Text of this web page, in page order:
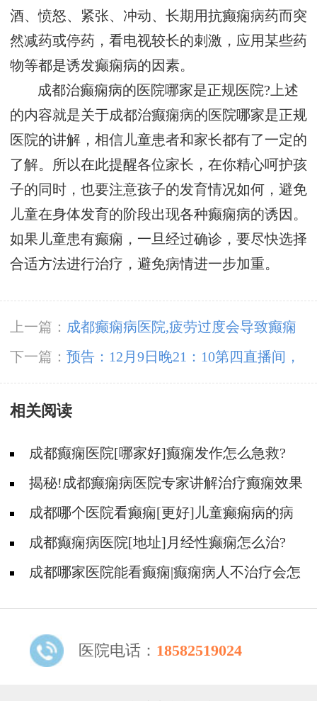
酒、愤怒、紧张、冲动、长期用抗癫痫病药而突
然减药或停药，看电视较长的刺激，应用某些药
物等都是诱发癫痫病的因素。
成都治癫痫病的医院哪家是正规医院?上述
的内容就是关于成都治癫痫病的医院哪家是正规
医院的讲解，相信儿童患者和家长都有了一定的
了解。所以在此提醒各位家长，在你精心呵护孩
子的同时，也要注意孩子的发育情况如何，避免
儿童在身体发育的阶段出现各种癫痫病的诱因。
如果儿童患有癫痫，一旦经过确诊，要尽快选择
合适方法进行治疗，避免病情进一步加重。
上一篇： 成都癫痫病医院,疲劳过度会导致癫痫
病发作
下一篇： 预告：12月9日晚21：10第四直播间，
跟豆晓峰主任一起了解癫痫患者睡眠、饮食、心
理、冬季预防等问题
相关阅读
成都癫痫医院[哪家好]癫痫发作怎么急救?
揭秘!成都癫痫病医院专家讲解治疗癫痫效果
好的方法?
成都哪个医院看癫痫[更好]儿童癫痫病的病
因?成都癫痫病医院[地址]月经性癫痫怎么治?
成都哪家医院能看癫痫|癫痫病人不治疗会怎
医院电话： 18582519024